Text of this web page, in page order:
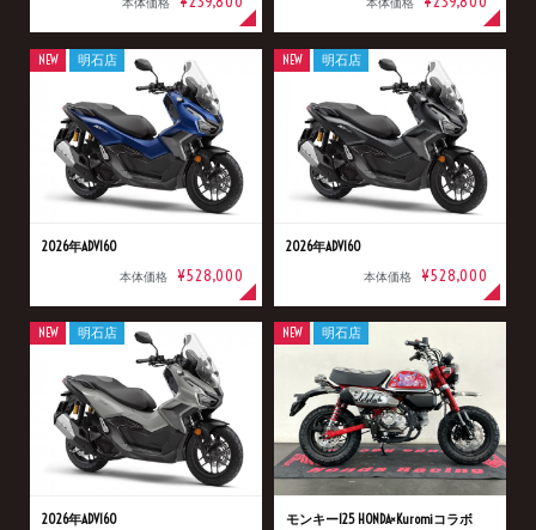
2026年ADV160
本体価格 ¥528,000
NEW 明石店
2026年ADV160
本体価格 ¥528,000
NEW 明石店
2026年ADV160
NEW 明石店
モンキー125 HONDA×Kuromiコラボ
NEW 明石店